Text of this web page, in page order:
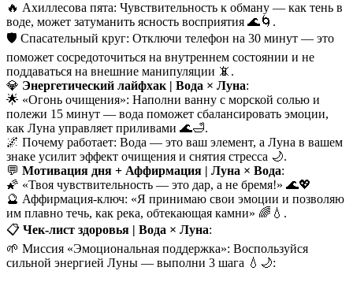
🔥 Ахиллесова пята: Чувствительность к обману — как тень в
воде, может затуманить ясность восприятия 🌊🌀.
🛡️ Спасательный круг: Отключи телефон на 30 минут — это
поможет сосредоточиться на внутреннем состоянии и не
поддаваться на внешние манипуляции 📵.
💎 Энергетический лайфхак | Вода × Луна:
🌟 «Огонь очищения»: Наполни ванну с морской солью и
полежи 15 минут — вода поможет сбалансировать эмоции,
как Луна управляет приливами 🌊🛁.
🌌 Почему работает: Вода — это ваш элемент, а Луна в вашем
знаке усилит эффект очищения и снятия стресса 🌙.
💬 Мотивация дня + Аффирмация | Луна × Вода:
🌠 «Твоя чувствительность — это дар, а не бремя!» 🌊💖
🔮 Аффирмация-ключ: «Я принимаю свои эмоции и позволяю
им плавно течь, как река, обтекающая камни» 🌈💧.
📋 Чек-лист здоровья | Вода × Луна:
🌱 Миссия «Эмоциональная поддержка»: Воспользуйся
сильной энергией Луны — выполни 3 шага 💧🌙: